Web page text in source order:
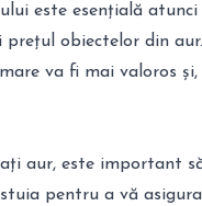
este esențială atunci
prețul obiectelor din
va fi mai valoros
aur, este important
pentru a vă